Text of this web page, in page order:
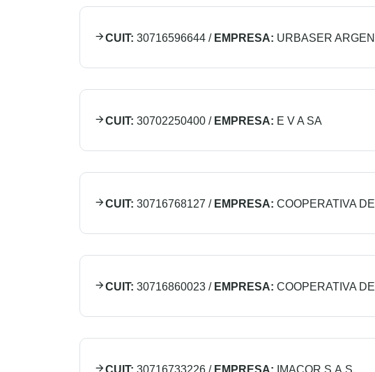
CUIT: 30716596644 / EMPRESA: URBASER
CUIT: 30702250400 / EMPRESA: E V A SA
CUIT: 30716768127 / EMPRESA: COOPERATIVA
CUIT: 30716860023 / EMPRESA: COOPERATIVA
CUIT: 30716733226 / EMPRESA: IMACOR S.A.S.